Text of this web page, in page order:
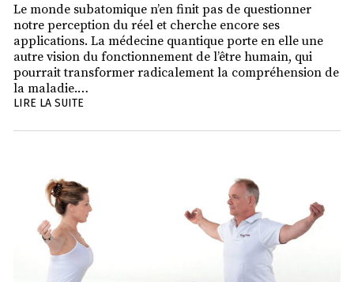
Le monde subatomique n’en finit pas de questionner
notre perception du réel et cherche encore ses
applications. La médecine quantique porte en elle une
autre vision du fonctionnement de l’être humain, qui
pourrait transformer radicalement la compréhension de
la maladie.…
LIRE LA SUITE